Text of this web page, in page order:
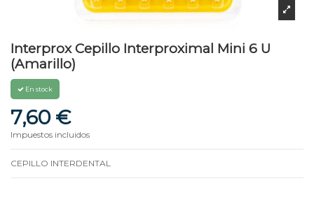
Interprox Cepillo Interproximal Mini 6 U
(Amarillo)
En stock
7,60 €
Impuestos incluidos
CEPILLO INTERDENTAL